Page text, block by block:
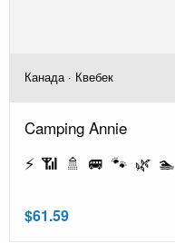
Канада · Квебек
Camping Annie
⚡ 📶 🚿 🚐 🐾 🌿 🏊
$61.59